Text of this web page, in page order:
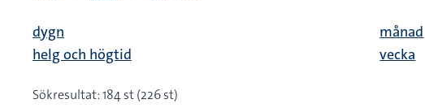
dygn
helg och högtid
månad
vecka
Sökresultat: 184 st (226 st)